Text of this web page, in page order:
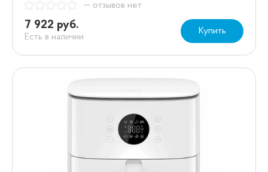
— отзывов нет
7 922 руб.
Есть в наличии
Купить